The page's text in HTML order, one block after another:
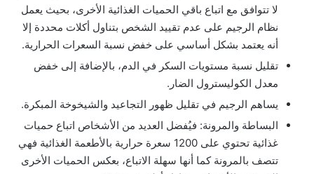
لا تتوافق مع اتباع باقي الحميات الغذائية الأخرى، بحيث يعمل
نظام الرجيم على عدم تقييد الشخص بتناول أكلات محددة إلا
أنه يعتمد بشكل أساسي على خفض نسبة السعرات الحرارية.
تقليل نسبة مستويات السكر في الدم، بالإضافة إلى خفض
معدل الكوليسترول الضار.
يساهم الرجيم في تقليل ظهور التجاعيد والشيخوخة المبكرة.
البساطة والمرونة: فيُفضل العديد من الأشخاص اتباع حميات
غذائية تحتوي على 1200 سعرة حرارية بالأطعمة الغذائية فهي
تتصف بالمرونة كما أنها سهلة الاتباع، بعكس الحميات الأخرى